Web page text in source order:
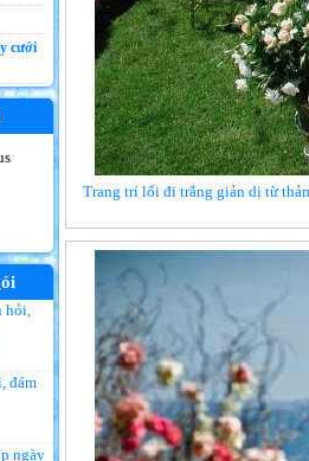
cưới
hỏi,
đám
ngày
Trang trí lối đi trắng giản dị từ